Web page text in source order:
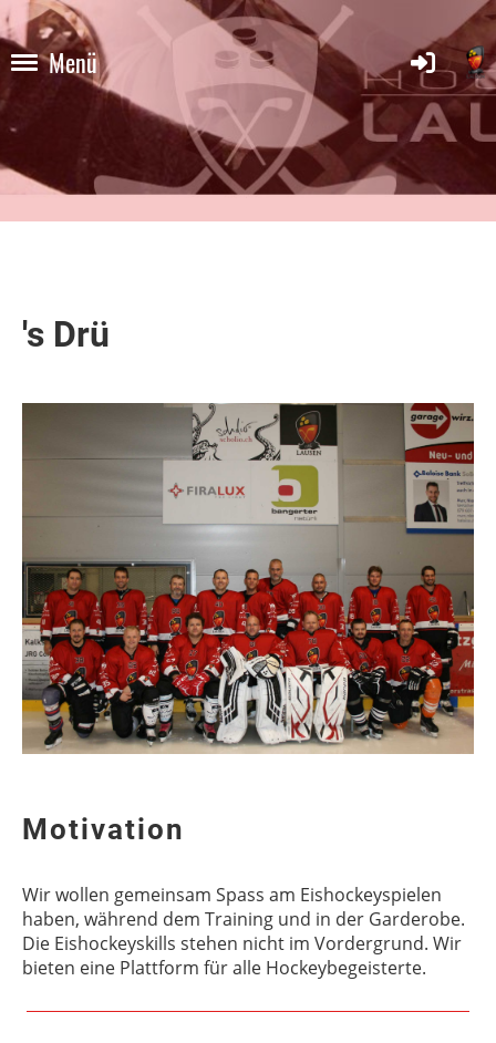
Menü
's Drü
Motivation
Wir wollen gemeinsam Spass am Eishockeyspielen
haben, während dem Training und in der Garderobe.
Die Eishockeyskills stehen nicht im Vordergrund. Wir
bieten eine Plattform für alle Hockeybegeisterte.